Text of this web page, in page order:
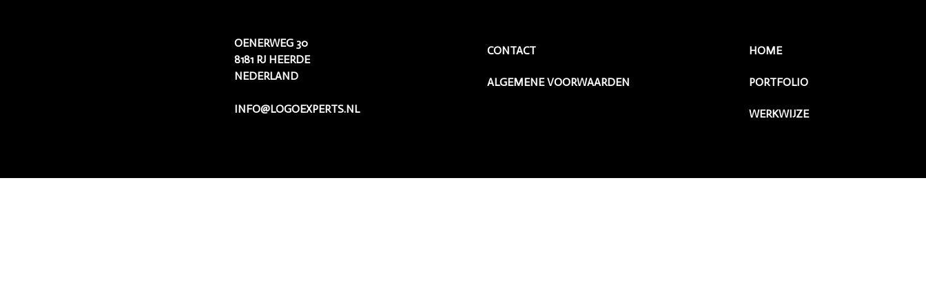
OENERWEG 30
8181 RJ HEERDE
NEDERLAND
INFO@LOGOEXPERTS.NL
CONTACT
ALGEMENE VOORWAARDEN
HOME
PORTFOLIO
WERKWIJZE